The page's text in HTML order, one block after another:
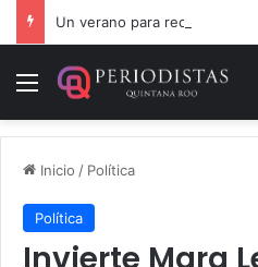
Menú
Inicio / Política
Política
Invierte Mara